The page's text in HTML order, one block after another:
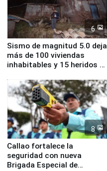
6
Sismo de magnitud 5.0 deja
más de 100 viviendas
inhabitables y 15 heridos en
8
Callao fortalece la
seguridad con nueva
Brigada Especial de